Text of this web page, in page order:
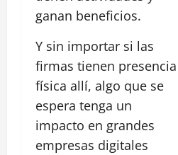
ganan beneficios.
Y sin importar si las
firmas tienen presencia
física allí, algo que se
espera tenga un
impacto en grandes
empresas digitales